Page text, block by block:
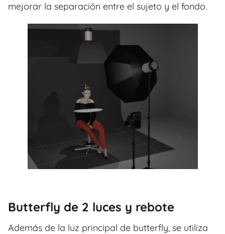
mejorar la separación entre el sujeto y el fondo.
Butterfly de 2 luces y rebote
Además de la luz principal de butterfly, se utiliza